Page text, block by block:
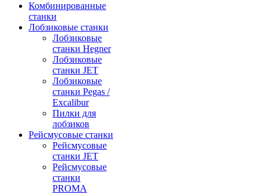
Комбинированные
станки
Лобзиковые станки
Лобзиковые
станки Hegner
Лобзиковые
станки JET
Лобзиковые
станки Pegas /
Excalibur
Пилки для
лобзиков
Рейсмусовые станки
Рейсмусовые
станки JET
Рейсмусовые
станки
PROMA